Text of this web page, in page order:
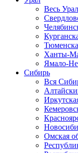
Весь Урал
Ханты-
Ямало-
Сибирь
Вся
Омская